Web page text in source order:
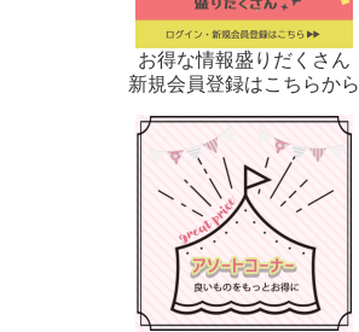
お得な情報盛りだくさん
新規会員登録はこちらから